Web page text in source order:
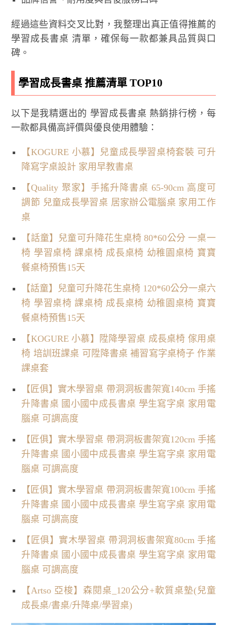
經過這些資料交叉比對，我整理出真正值得推薦的
學習成長書桌 清單，確保每一款都兼具品質與口
碑。
學習成長書桌 推薦清單 TOP10
以下是我精選出的 學習成長書桌 熱銷排行榜，每
一款都具備高評價與優良使用體驗：
【KOGURE 小慕】兒童成長學習桌椅套裝 可升
降寫字桌設計 家用早教書桌
【Quality 聚家】手搖升降書桌 65-90cm 高度可
調節 兒童成長學習桌 居家辦公電腦桌 家用工作
桌
【話童】兒童可升降花生桌椅 80*60公分 一桌一
椅 學習桌椅 課桌椅 成長桌椅 幼稚園桌椅 寶寶
餐桌椅預售15天
【話童】兒童可升降花生桌椅 120*60公分一桌六
椅 學習桌椅 課桌椅 成長桌椅 幼稚園桌椅 寶寶
餐桌椅預售15天
【KOGURE 小慕】陞降學習桌 成長桌椅 傢用桌
椅 培訓班課桌 可陞降書桌 補習寫字桌椅子 作業
課桌套
【匠俱】實木學習桌 帶洞洞板書架寬140cm 手搖
升降書桌 國小國中成長書桌 學生寫字桌 家用電
腦桌 可調高度
【匠俱】實木學習桌 帶洞洞板書架寬120cm 手搖
升降書桌 國小國中成長書桌 學生寫字桌 家用電
腦桌 可調高度
【匠俱】實木學習桌 帶洞洞板書架寬100cm 手搖
升降書桌 國小國中成長書桌 學生寫字桌 家用電
腦桌 可調高度
【匠俱】實木學習桌 帶洞洞板書架寬80cm 手搖
升降書桌 國小國中成長書桌 學生寫字桌 家用電
腦桌 可調高度
【Artso 亞梭】森閱桌_120公分+軟質桌墊(兒童
成長桌/書桌/升降桌/學習桌)